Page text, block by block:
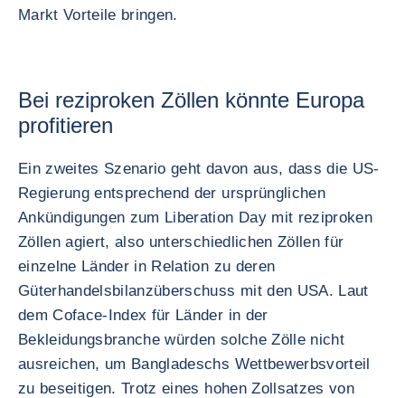
Markt Vorteile bringen.
Bei reziproken Zöllen könnte Europa
profitieren
Ein zweites Szenario geht davon aus, dass die US-
Regierung entsprechend der ursprünglichen
Ankündigungen zum Liberation Day mit reziproken
Zöllen agiert, also unterschiedlichen Zöllen für
einzelne Länder in Relation zu deren
Güterhandelsbilanzüberschuss mit den USA. Laut
dem Coface-Index für Länder in der
Bekleidungsbranche würden solche Zölle nicht
ausreichen, um Bangladeschs Wettbewerbsvorteil
zu beseitigen. Trotz eines hohen Zollsatzes von